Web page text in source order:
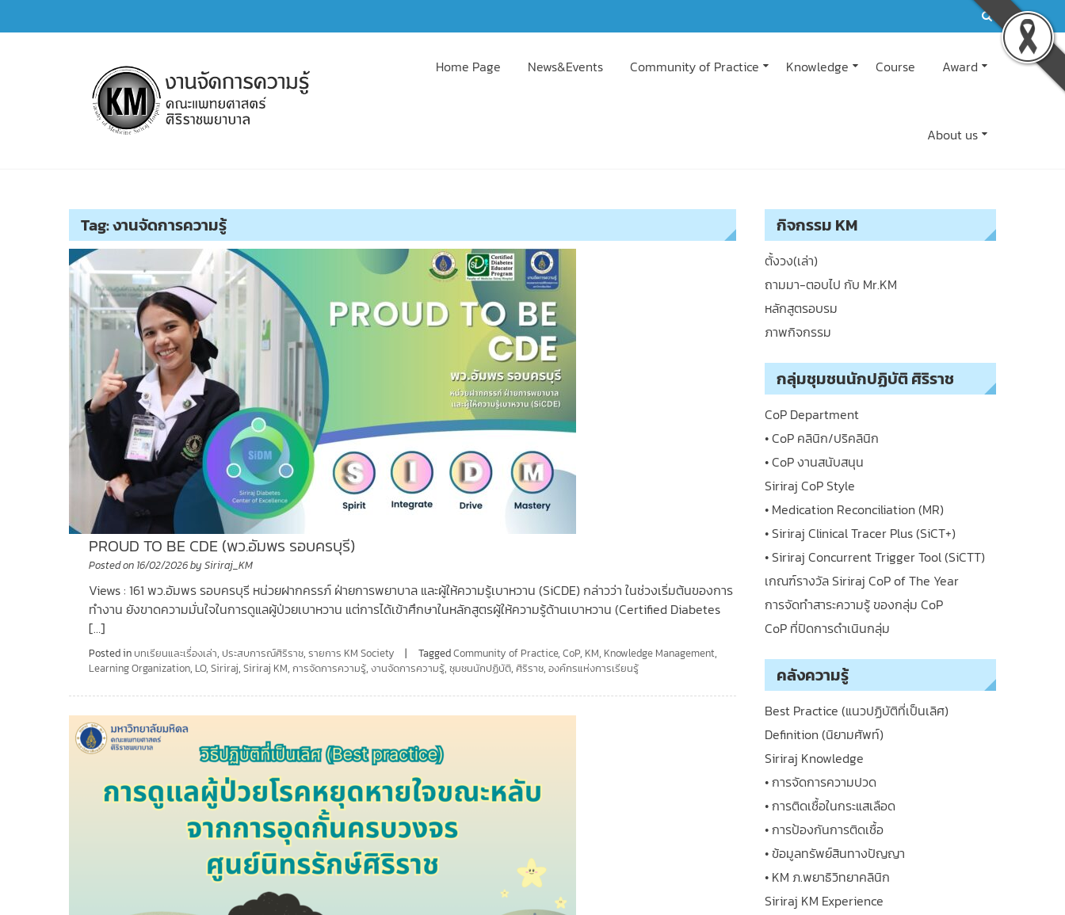
to
Home Page News&Events Community of Practice Knowledge Course Award
About us
Tag:งานจัดการความรู้
PROUD TO BE CDE (พว.อัมพร รอบครบุรี)
Posted on 16/02/2026bySiriraj_KM
Views : 161 พว.อัมพร รอบครบุรี หน่วยฝากครรภ์ ฝ่ายการพยาบาล และผู้ให้ความรู้เบาหวาน (SiCDE) กล่าวว่า ในช่วงเริ่มต้นของการ
ทำงาน ยังขาดความมั่นใจในการดูแลผู้ป่วยเบาหวาน แต่การได้เข้าศึกษาในหลักสูตรผู้ให้ความรู้ด้านเบาหวาน (Certified Diabetes
[…]
Posted in บทเรียนและเรื่องเล่า, ประสบการณ์ศิริราช,รายการ KM Society TaggedCommunity of Practice,CoP, KM, Knowledge Management,
Learning Organization, LO,Siriraj,Siriraj KM,การจัดการความรู้,งานจัดการความรู้,ชุมชนนักปฏิบัติ, ศิริราช,องค์กรแห่งการเรียนรู้
กิจกรรม KM
ตั้งวง(เล่า)
ถามมา-ตอบไป กับ Mr.KM
หลักสูตรอบรม
ภาพกิจกรรม
กลุ่มชุมชนนักปฏิบัติ ศิริราช
CoP Department
• CoP คลินิก/ปริคลินิก
• CoP งานสนับสนุน
Siriraj CoP Style
• Medication Reconciliation (MR)
• Siriraj Clinical Tracer Plus (SiCT+)
• Siriraj Concurrent Trigger Tool (SiCTT)
เกณฑ์รางวัล Siriraj CoP of The Year
การจัดทำสาระความรู้ ของกลุ่ม CoP
CoP ที่ปิดการดำเนินกลุ่ม
คลังความรู้
Best Practice (แนวปฏิบัติที่เป็นเลิศ)
Definition (นิยามศัพท์)
Siriraj Knowledge
• การจัดการความปวด
• การติดเชื้อในกระแสเลือด
• การป้องกันการติดเชื้อ
• ข้อมูลทรัพย์สินทางปัญญา
• KM ภ.พยาธิวิทยาคลินิก
Siriraj KM Experience